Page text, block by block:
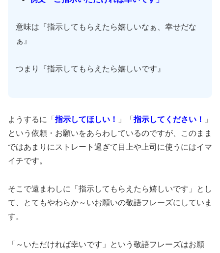
意味は『指示してもらえたら嬉しいなぁ、幸せだな
ぁ』
つまり『指示してもらえたら嬉しいです』
ようするに「指示してほしい！ 」「指示してください！
」
という依頼・お願いをあらわしているのですが、このまま
ではあまりにストレート過ぎて目上や上司に使うにはイマ
イチです。
そこで遠まわしに「指示してもらえたら嬉しいです」とし
て、とてもやわらか～いお願いの敬語フレーズにしていま
す。
「～いただければ幸いです」という敬語フレーズはお願